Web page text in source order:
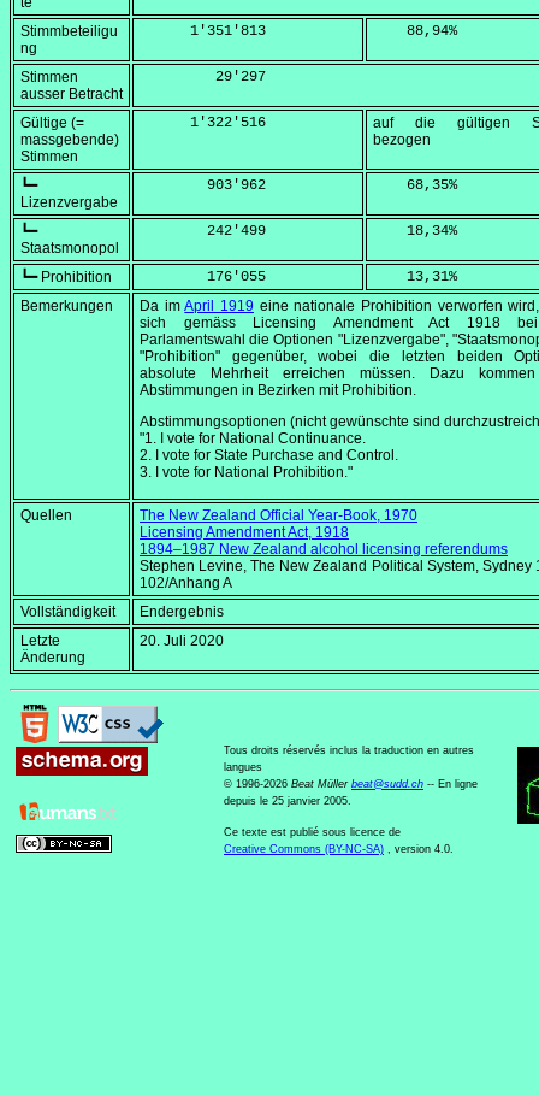
Stimmbeteiligu
ng
      1'351'813
    88,94
%
Stimmen
ausser Betracht
         29'297
Gültige (=
massgebende)
Stimmen
      1'322'516
auf die gültigen
bezogen
┗━
Lizenzvergabe
        903'962
    68,35
%
┗━
Staatsmonopol
        242'499
    18,34
%
┗━ Prohibition
        176'055
    13,31
%
Bemerkungen
Da imApril 1919 eine nationale Prohibition verworfen
sich gemäss
Licensing Amendment Act 1918bei
Parlamentswahl die Optionen "Lizenzvergabe",
"Prohibition" gegenüber, wobei die letzten beiden
absolute Mehrheit erreichen müssen. Dazu
Abstimmungen in Bezirken mit Prohibition.
Abstimmungsoptionen (nicht gewünschte sind
"1. I vote for National Continuance.
2. I vote for State Purchase and Control.
3. I vote for National Prohibition."
Quellen
The New Zealand Official Year-Book, 1970
Licensing Amendment Act, 1918
1894–1987 New Zealand alcohol licensing referendums
Stephen Levine,The New Zealand Political System, Sydney
102/Anhang A
Vollständigkeit
Endergebnis
Letzte
Änderung
20. Juli 2020
Tous droits réservés inclus la traduction en autres
langues
© 1996-2026 Beat Müller beat@sudd.ch -- En ligne
depuis le 25 janvier 2005.
Ce texte est publié sous licence de
Creative Commons (BY-NC-SA) , version 4.0.